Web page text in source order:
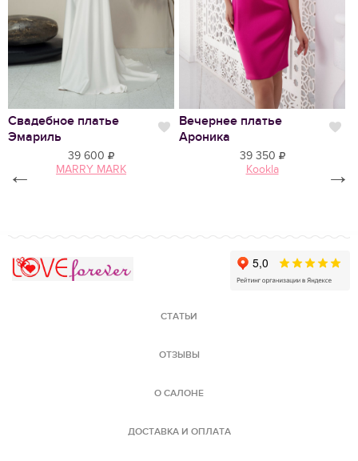
Нравится
Свадебное платье
Эмариль
Нравится
39 600
MARRY MARK
Вечернее платье
Ароника
39 350
Kookla
← →
СТАТЬИ
ОТЗЫВЫ
О САЛОНЕ
ДОСТАВКА И ОПЛАТА